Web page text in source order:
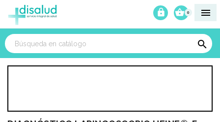

0


